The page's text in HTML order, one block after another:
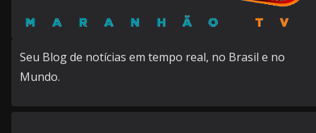
Seu Blog de notícias em tempo real, no Brasil e no
Mundo.